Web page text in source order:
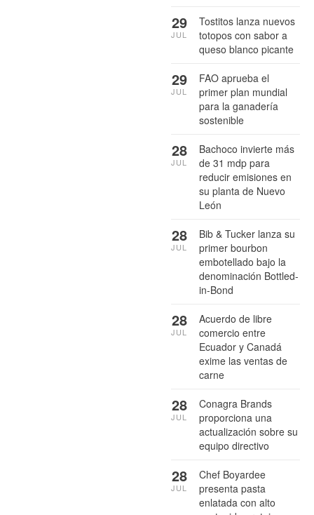
Tostitos lanza nuevos
totopos con sabor a
queso blanco picante
29
JUL
FAO aprueba el
primer plan mundial
para la ganadería
sostenible
29
JUL
Bachoco invierte más
de 31 mdp para
reducir emisiones en
su planta de Nuevo
León
28
JUL
Bib & Tucker lanza su
primer bourbon
embotellado bajo la
denominación Bottled-
in-Bond
28
JUL
Acuerdo de libre
comercio entre
Ecuador y Canadá
exime las ventas de
carne
28
JUL
Conagra Brands
proporciona una
actualización sobre su
equipo directivo
28
JUL
Chef Boyardee
presenta pasta
enlatada con alto
28
JUL